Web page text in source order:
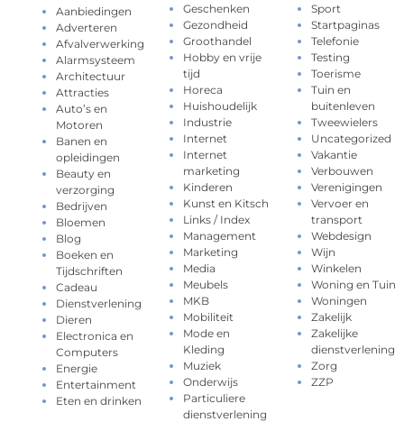
Aanbiedingen
Adverteren
Afvalverwerking
Alarmsysteem
Architectuur
Attracties
Auto’s en
Motoren
Banen en
opleidingen
Beauty en
verzorging
Bedrijven
Bloemen
Blog
Boeken en
Tijdschriften
Cadeau
Dienstverlening
Dieren
Electronica en
Computers
Energie
Entertainment
Eten en drinken
Geschenken
Gezondheid
Groothandel
Hobby en vrije
tijd
Horeca
Huishoudelijk
Industrie
Internet
Internet
marketing
Kinderen
Kunst en Kitsch
Links / Index
Management
Marketing
Media
Meubels
MKB
Mobiliteit
Mode en
Kleding
Muziek
Onderwijs
Particuliere
dienstverlening
Sport
Startpaginas
Telefonie
Testing
Toerisme
Tuin en
buitenleven
Tweewielers
Uncategorized
Vakantie
Verbouwen
Verenigingen
Vervoer en
transport
Webdesign
Wijn
Winkelen
Woning en Tuin
Woningen
Zakelijk
Zakelijke
dienstverlening
Zorg
ZZP